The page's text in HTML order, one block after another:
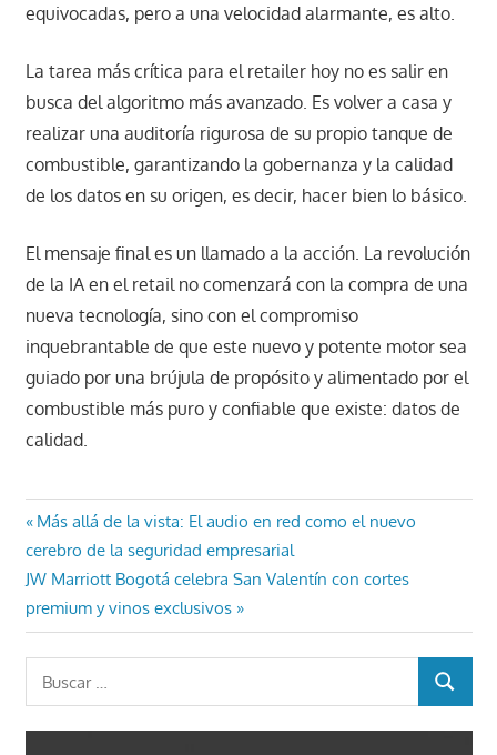
equivocadas, pero a una velocidad alarmante, es alto.
La tarea más crítica para el retailer hoy no es salir en
busca del algoritmo más avanzado. Es volver a casa y
realizar una auditoría rigurosa de su propio tanque de
combustible, garantizando la gobernanza y la calidad
de los datos en su origen, es decir, hacer bien lo básico.
El mensaje final es un llamado a la acción. La revolución
de la IA en el retail no comenzará con la compra de una
nueva tecnología, sino con el compromiso
inquebrantable de que este nuevo y potente motor sea
guiado por una brújula de propósito y alimentado por el
combustible más puro y confiable que existe: datos de
calidad.
Navegación
de
entradas
Entrada
anterior:
Más allá de la vista: El audio en red como el nuevo
cerebro de la seguridad empresarial
Entrada
siguiente:
JW Marriott Bogotá celebra San Valentín con cortes
premium y vinos exclusivos
BUSCAR